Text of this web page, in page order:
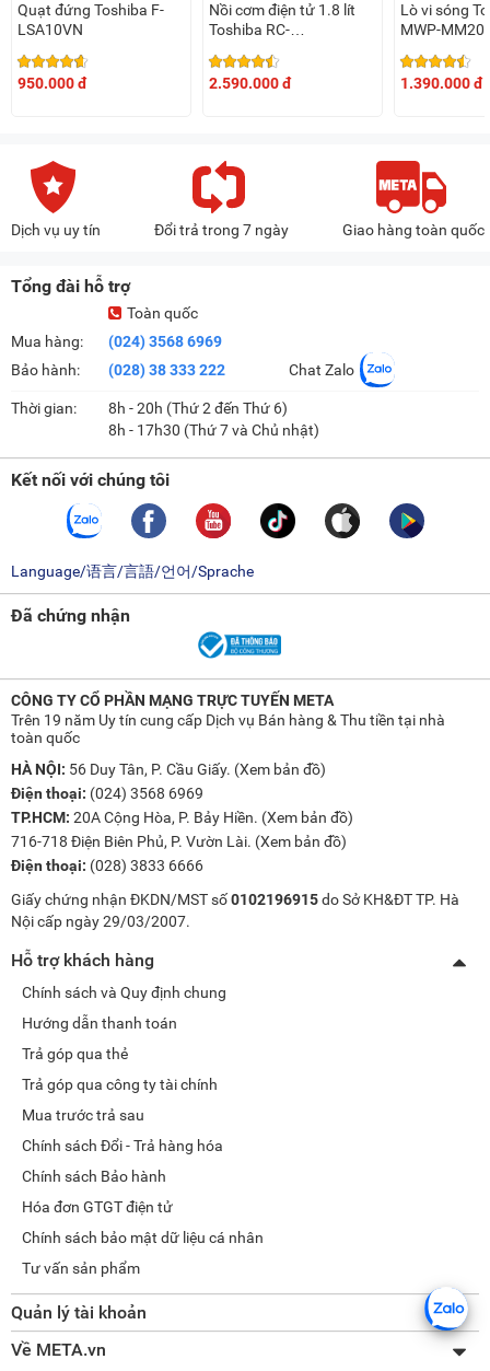
Quạt đứng Toshiba F-
LSA10VN
950.000 đ
Nồi cơm điện tử 1.8 lít
Toshiba RC-
18NTF(W)
2.590.000 đ
Lò vi sóng
MWP-
1.390.000 đ
Dịch vụ uy tín Đổi trả trong 7 ngày Giao hàng toàn quốc
Tổng đài hỗ trợ
Mua hàng:
Bảo hành:
Toàn quốc
(024) 3568 6969
(028) 38 333 222
Chat Zalo
Thời gian:
8h - 20h (Thứ 2 đến Thứ 6)
8h - 17h30 (Thứ 7 và Chủ nhật)
Kết nối với chúng tôi
Language/语言/言語/언어/Sprache
Đã chứng nhận
CÔNG TY CỔ PHẦN MẠNG TRỰC TUYẾN META
Trên 19 năm Uy tín cung cấp Dịch vụ Bán hàng & Thu tiền tại nhà
toàn quốc
HÀ NỘI: 56 Duy Tân, P. Cầu Giấy. (Xem bản đồ)
Điện thoại: (024) 3568 6969
TP.HCM: 20A Cộng Hòa, P. Bảy Hiền. (Xem bản đồ)
716-718 Điện Biên Phủ, P. Vườn Lài. (Xem bản đồ)
Điện thoại: (028) 3833 6666
Giấy chứng nhận ĐKDN/MST số0102196915do Sở KH&ĐT TP. Hà
Nội cấp ngày 29/03/2007.
Hỗ trợ khách hàng
Chính sách và Quy định chung
Hướng dẫn thanh toán
Trả góp qua thẻ
Trả góp qua công ty tài chính
Mua trước trả sau
Chính sách Đổi - Trả hàng hóa
Chính sách Bảo hành
Hóa đơn GTGT điện tử
Chính sách bảo mật dữ liệu cá nhân
Tư vấn sản phẩm
Quản lý tài khoản
Thay đổi thông tin
Về META.vn